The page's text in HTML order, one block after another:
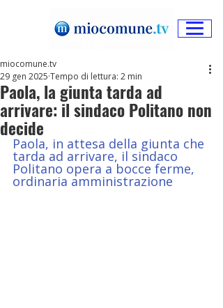
Paola, la giunta tarda ad
arrivare: il sindaco Politano non
decide
miocomune.tv
29 gen 2025 Tempo di lettura: 2 min
Paola, in attesa della giunta che
tarda ad arrivare, il sindaco
Politano opera a bocce ferme,
ordinaria amministrazione